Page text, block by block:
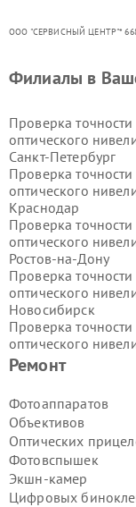
ООО "СЕРВИСНЫЙ ЦЕНТР"*
Ремонт
Фотоаппаратов
Объективов
Оптических
Фотовспышек
Экшн-камер
Цифровых
Филиалы в
Проверка
оптического
Санкт-Петербург
Проверка
оптического
Краснодар
Проверка
оптического
Ростов-на-Дону
Проверка
оптического
Новосибирск
Проверка
оптического
Екатеринбург
оптического
Казань
Проверка
оптического
Воронеж
Проверка точности
оптического